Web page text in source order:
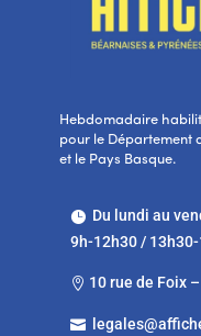
Hebdomadaire
pour le Département
et le Pays Basque.
Du lundi au
9h-12h30 /
 10 rue de Foix
